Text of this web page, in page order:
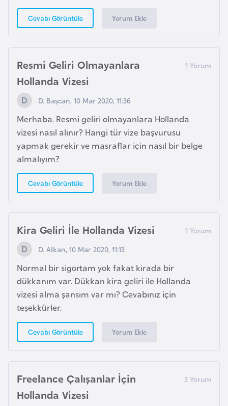
Cevabı Görüntüle Yorum Ekle
Resmi Geliri Olmayanlara
Hollanda Vizesi
D. Başcan, 10 Mar 2020, 11:36
Merhaba. Resmi geliri olmayanlara Hollanda
vizesi nasıl alınır? Hangi tür vize başvurusu
yapmak gerekir ve masraflar için nasıl bir belge
almalıyım?
Cevabı Görüntüle Yorum Ekle
Kira Geliri İle Hollanda Vizesi
D. Alkan, 10 Mar 2020, 11:13
Normal bir sigortam yok fakat kirada bir
dükkanım var. Dükkan kira geliri ile Hollanda
vizesi alma şansım var mı? Cevabınız için
teşekkürler.
Cevabı Görüntüle Yorum Ekle
Freelance Çalışanlar İçin
Hollanda Vizesi
H
ı
v
a
t
t
H
o
l
l
a
n
d
a
g
i
l
t